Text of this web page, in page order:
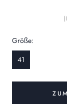
Größe:
41